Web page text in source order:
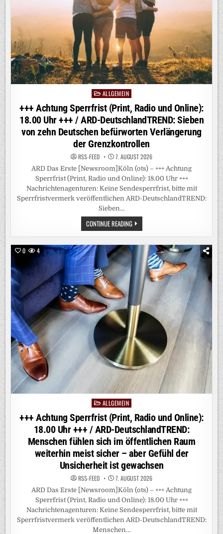
VERLIERT
ANSCHLUSS
AN
DIE
Posted
in
ALLGEMEIN
+++ Achtung Sperrfrist (Print, Radio und Online):
18.00 Uhr +++ / ARD-DeutschlandTREND: Sieben
von zehn Deutschen befürworten Verlängerung
der Grenzkontrollen
RSS-FEED 7. AUGUST 2026
ARD Das Erste [Newsroom]Köln (ots) – +++ Achtung
Sperrfrist (Print, Radio und Online): 18.00 Uhr +++
Nachrichtenagenturen: Keine Sendesperrfrist, bitte mit
Sperrfristvermerk veröffentlichen ARD-DeutschlandTREND:
Sieben…
CONTINUE READING+++
ACHTUNG
SPERRFRIST
(PRINT,
RADIO
UND
ONLINE):
18.00
+++
ARD-
DEUTSCHLANDTREND:
SIEBEN
VON
ZEHN
DEUTSCHEN
BEFÜRWORTEN
VERLÄNGERUNG
DER
GRENZKONTROLLEN
0 4
Posted
in
ALLGEMEIN
+++ Achtung Sperrfrist (Print, Radio und Online):
18.00 Uhr +++ / ARD-DeutschlandTREND:
Menschen fühlen sich im öffentlichen Raum
weiterhin meist sicher – aber Gefühl der
Unsicherheit ist gewachsen
RSS-FEED 7. AUGUST 2026
ARD Das Erste [Newsroom]Köln (ots) – +++ Achtung
Sperrfrist (Print, Radio und Online): 18.00 Uhr +++
Nachrichtenagenturen: Keine Sendesperrfrist, bitte mit
Sperrfristvermerk veröffentlichen ARD-DeutschlandTREND:
Menschen…